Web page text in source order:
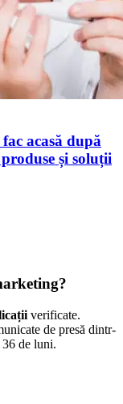
acasă după
și soluții
verificate.
de presă dintr-
de luni.